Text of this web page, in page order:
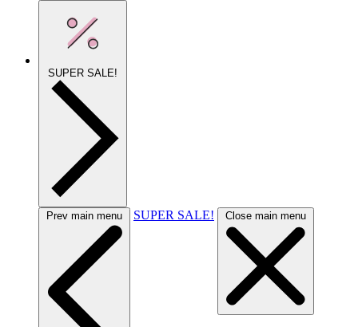
SUPER SALE!
Prev main menu SUPER SALE! Close main menu